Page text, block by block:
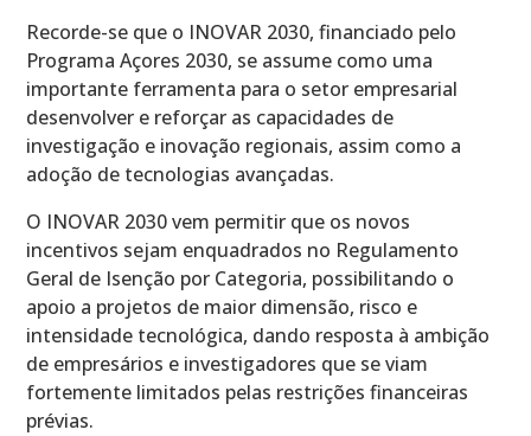
Recorde-se que o INOVAR 2030, financiado pelo
Programa Açores 2030, se assume como uma
importante ferramenta para o setor empresarial
desenvolver e reforçar as capacidades de
investigação e inovação regionais, assim como a
adoção de tecnologias avançadas.
O INOVAR 2030 vem permitir que os novos
incentivos sejam enquadrados no Regulamento
Geral de Isenção por Categoria, possibilitando o
apoio a projetos de maior dimensão, risco e
intensidade tecnológica, dando resposta à ambição
de empresários e investigadores que se viam
fortemente limitados pelas restrições financeiras
prévias.